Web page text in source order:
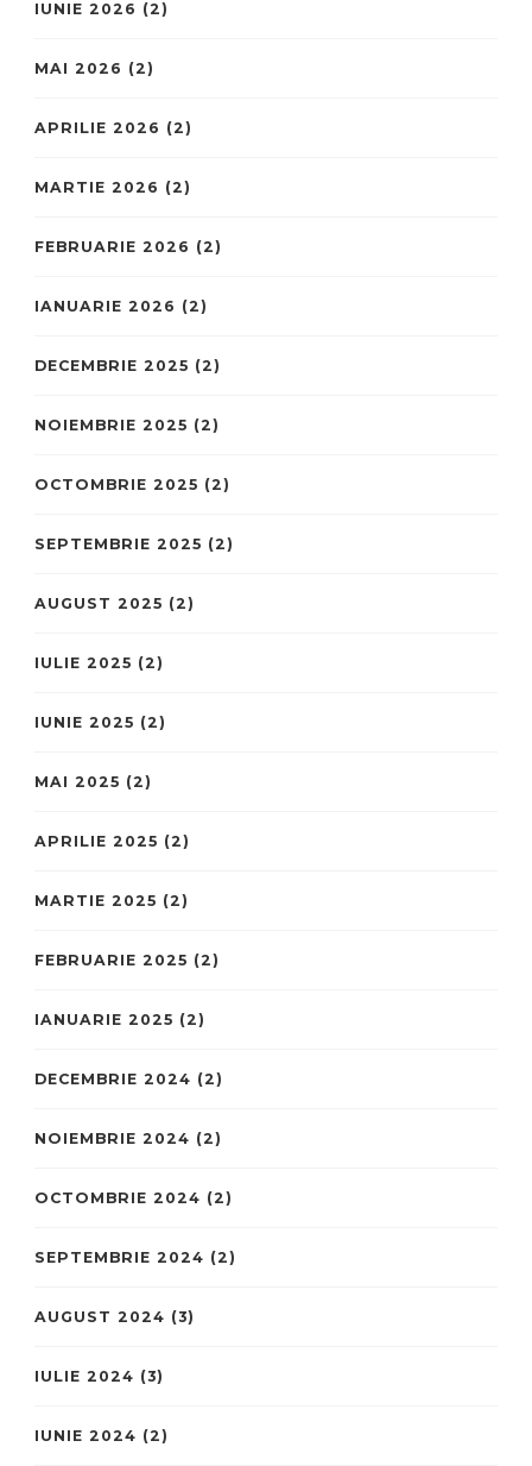
IUNIE 2026 (2)
MAI 2026 (2)
APRILIE 2026 (2)
MARTIE 2026 (2)
FEBRUARIE 2026 (2)
IANUARIE 2026 (2)
DECEMBRIE 2025 (2)
NOIEMBRIE 2025 (2)
OCTOMBRIE 2025 (2)
SEPTEMBRIE 2025 (2)
AUGUST 2025 (2)
IULIE 2025 (2)
IUNIE 2025 (2)
MAI 2025 (2)
APRILIE 2025 (2)
MARTIE 2025 (2)
FEBRUARIE 2025 (2)
IANUARIE 2025 (2)
DECEMBRIE 2024 (2)
NOIEMBRIE 2024 (2)
OCTOMBRIE 2024 (2)
SEPTEMBRIE 2024 (2)
AUGUST 2024 (3)
IULIE 2024 (3)
IUNIE 2024 (2)